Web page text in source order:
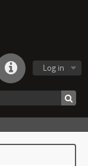
Log in